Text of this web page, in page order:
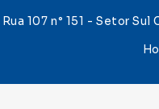
Rua 107 n° 151 - Setor